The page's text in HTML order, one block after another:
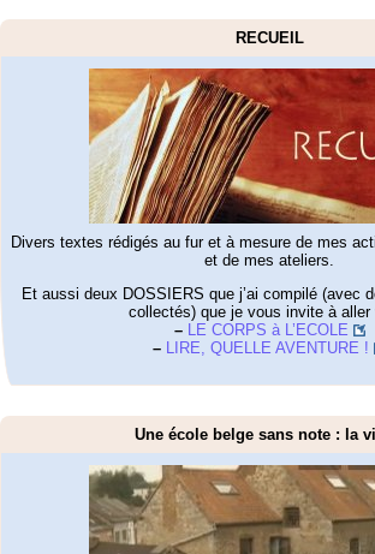
RECUEIL
Divers textes rédigés au fur et à mesure de mes
et de mes ateliers.
Et aussi deux DOSSIERS que j’ai compilé (avec
collectés) que je vous invite à aller
– LE CORPS à L’ECOLE
– LIRE, QUELLE AVENTURE !
Une école belge sans note : la